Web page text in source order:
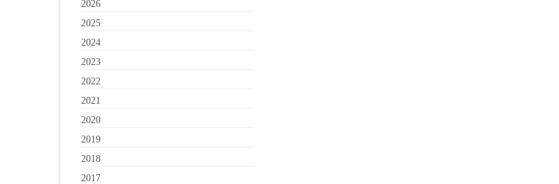
2026
2025
2024
2023
2022
2021
2020
2019
2018
2017